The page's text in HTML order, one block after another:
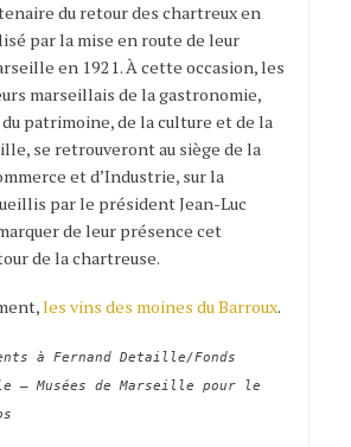
du retour des chartreux en
par la mise en route de leur
en 1921. À cette occasion, les
marseillais de la gastronomie,
patrimoine, de la culture et de la
se retrouveront au siège de la
et d’Industrie, sur la
par le président Jean-Luc
de leur présence cet
de la chartreuse.
les vins des moines du Barroux.
à Fernand Detaille/Fonds
– Musées de Marseille pour le